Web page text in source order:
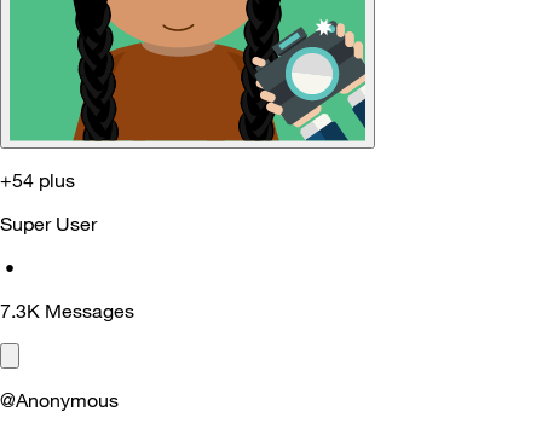
+54 plus
Super User
•
7.3K Messages
@Anonymous